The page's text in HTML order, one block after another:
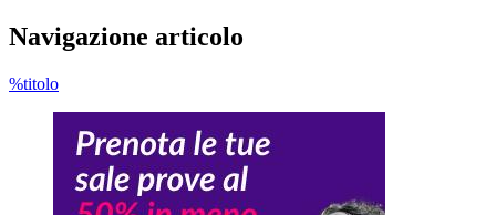
Navigazione articolo
%titolo